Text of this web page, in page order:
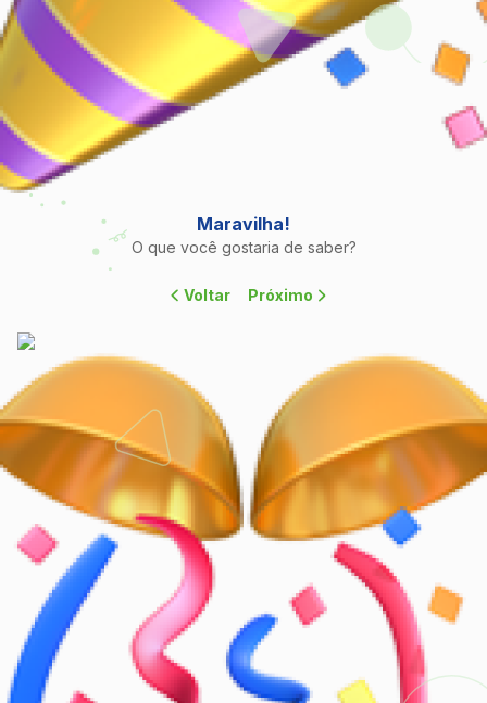
Maravilha!
O que você gostaria de saber?
Voltar Próximo